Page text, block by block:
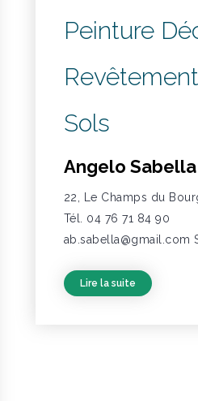
Peinture
Sols
Angelo Sabella
22, Le Champs du
Tél. 04 76 71 84 90
ab.sabella@gmail.com
Lire la suite